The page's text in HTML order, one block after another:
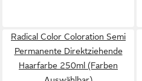
Radical Color Coloration Semi
Permanente Direktziehende
Haarfarbe 250ml (Farben